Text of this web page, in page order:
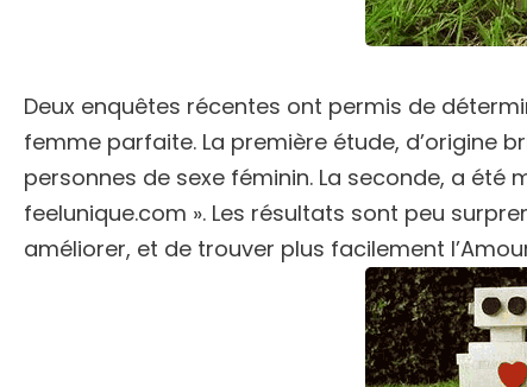
Deux enquêtes récentes ont permis de
femme parfaite. La première étude, d’origine
personnes de sexe féminin. La seconde, a été
feelunique.com ». Les résultats sont peu
améliorer, et de trouver plus facilement